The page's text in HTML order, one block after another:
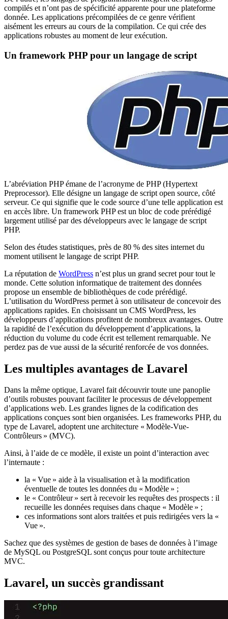
compilés et n’ont pas de spécificité apparente pour une plateforme
donnée. Les applications précompilées de ce genre vérifient
aisément les erreurs au cours de la compilation. Ce qui crée des
applications robustes au moment de leur exécution.
Un framework PHP pour un langage de script
L’abréviation PHP émane de l’acronyme de PHP (Hypertext
Preprocessor). Elle désigne un langage de script open source, côté
serveur. Ce qui signifie que le code source d’une telle application est
en accès libre. Un framework PHP est un bloc de code prérédigé
largement utilisé par des développeurs avec le langage de script
PHP.
Selon des études statistiques, près de 80 % des sites internet du
moment utilisent le langage de script PHP.
La réputation de WordPress n’est plus un grand secret pour tout le
monde. Cette solution informatique de traitement des données
propose un ensemble de bibliothèques de code prérédigé.
L’utilisation du WordPress permet à son utilisateur de concevoir des
applications rapides. En choisissant un CMS WordPress, les
développeurs d’applications profitent de nombreux avantages. Outre
la rapidité de l’exécution du développement d’applications, la
réduction du volume du code écrit est tellement remarquable. Ne
perdez pas de vue aussi de la sécurité renforcée de vos données.
Les multiples avantages de Lavarel
Dans la même optique, Lavarel fait découvrir toute une panoplie
d’outils robustes pouvant faciliter le processus de développement
d’applications web. Les grandes lignes de la codification des
applications conçues sont bien organisées. Les frameworks PHP, du
type de Lavarel, adoptent une architecture « Modèle-Vue-
Contrôleurs » (MVC).
Ainsi, à l’aide de ce modèle, il existe un point d’interaction avec
l’internaute :
la « Vue » aide à la visualisation et à la modification
éventuelle de toutes les données du « Modèle » ;
le « Contrôleur » sert à recevoir les requêtes des prospects : il
recueille les données requises dans chaque « Modèle » ;
ces informations sont alors traitées et puis redirigées vers la «
Vue ».
Sachez que des systèmes de gestion de bases de données à l’image
de MySQL ou PostgreSQL sont conçus pour toute architecture
MVC.
Lavarel, un succès grandissant